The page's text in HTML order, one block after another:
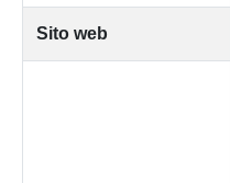
Sito web